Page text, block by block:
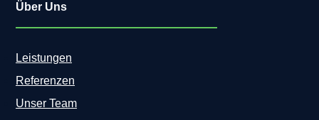
Über Uns
Leistungen
Referenzen
Unser Team